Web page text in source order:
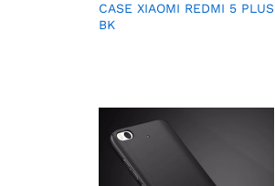
CASE XIAOMI REDMI 5 PLUS
BK